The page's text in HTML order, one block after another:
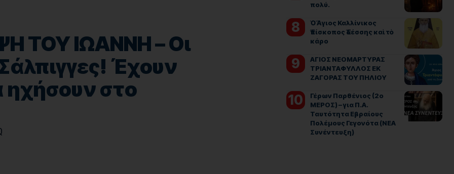
ΤΟΥ ΙΩΑΝΝΗ – Οι
Έχουν
ηχήσουν στο
πολύ.
Ὁ Ἅγιος Καλλίνικος
Ἐπίσκοπος Ἐδέσσης καὶ τὸ
κάρο
ΑΓΙΟΣ ΝΕΟΜΑΡΤΥΡΑΣ
ΤΡΙΑΝΤΑΦΥΛΛΟΣ ΕΚ
ΖΑΓΟΡΑΣ ΤΟΥ ΠΗΛΙΟΥ
Γέρων Παρθένιος (2ο
ΜΕΡΟΣ) – για Π.Α.
Ταυτότητα Εβραίους
Πολέμους Γεγονότα (ΝΕΑ
Συνέντευξη)